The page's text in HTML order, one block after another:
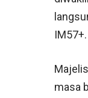
IM57+.
masa